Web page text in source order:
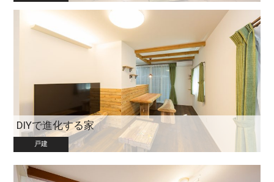
DIYで進化する家
戸建